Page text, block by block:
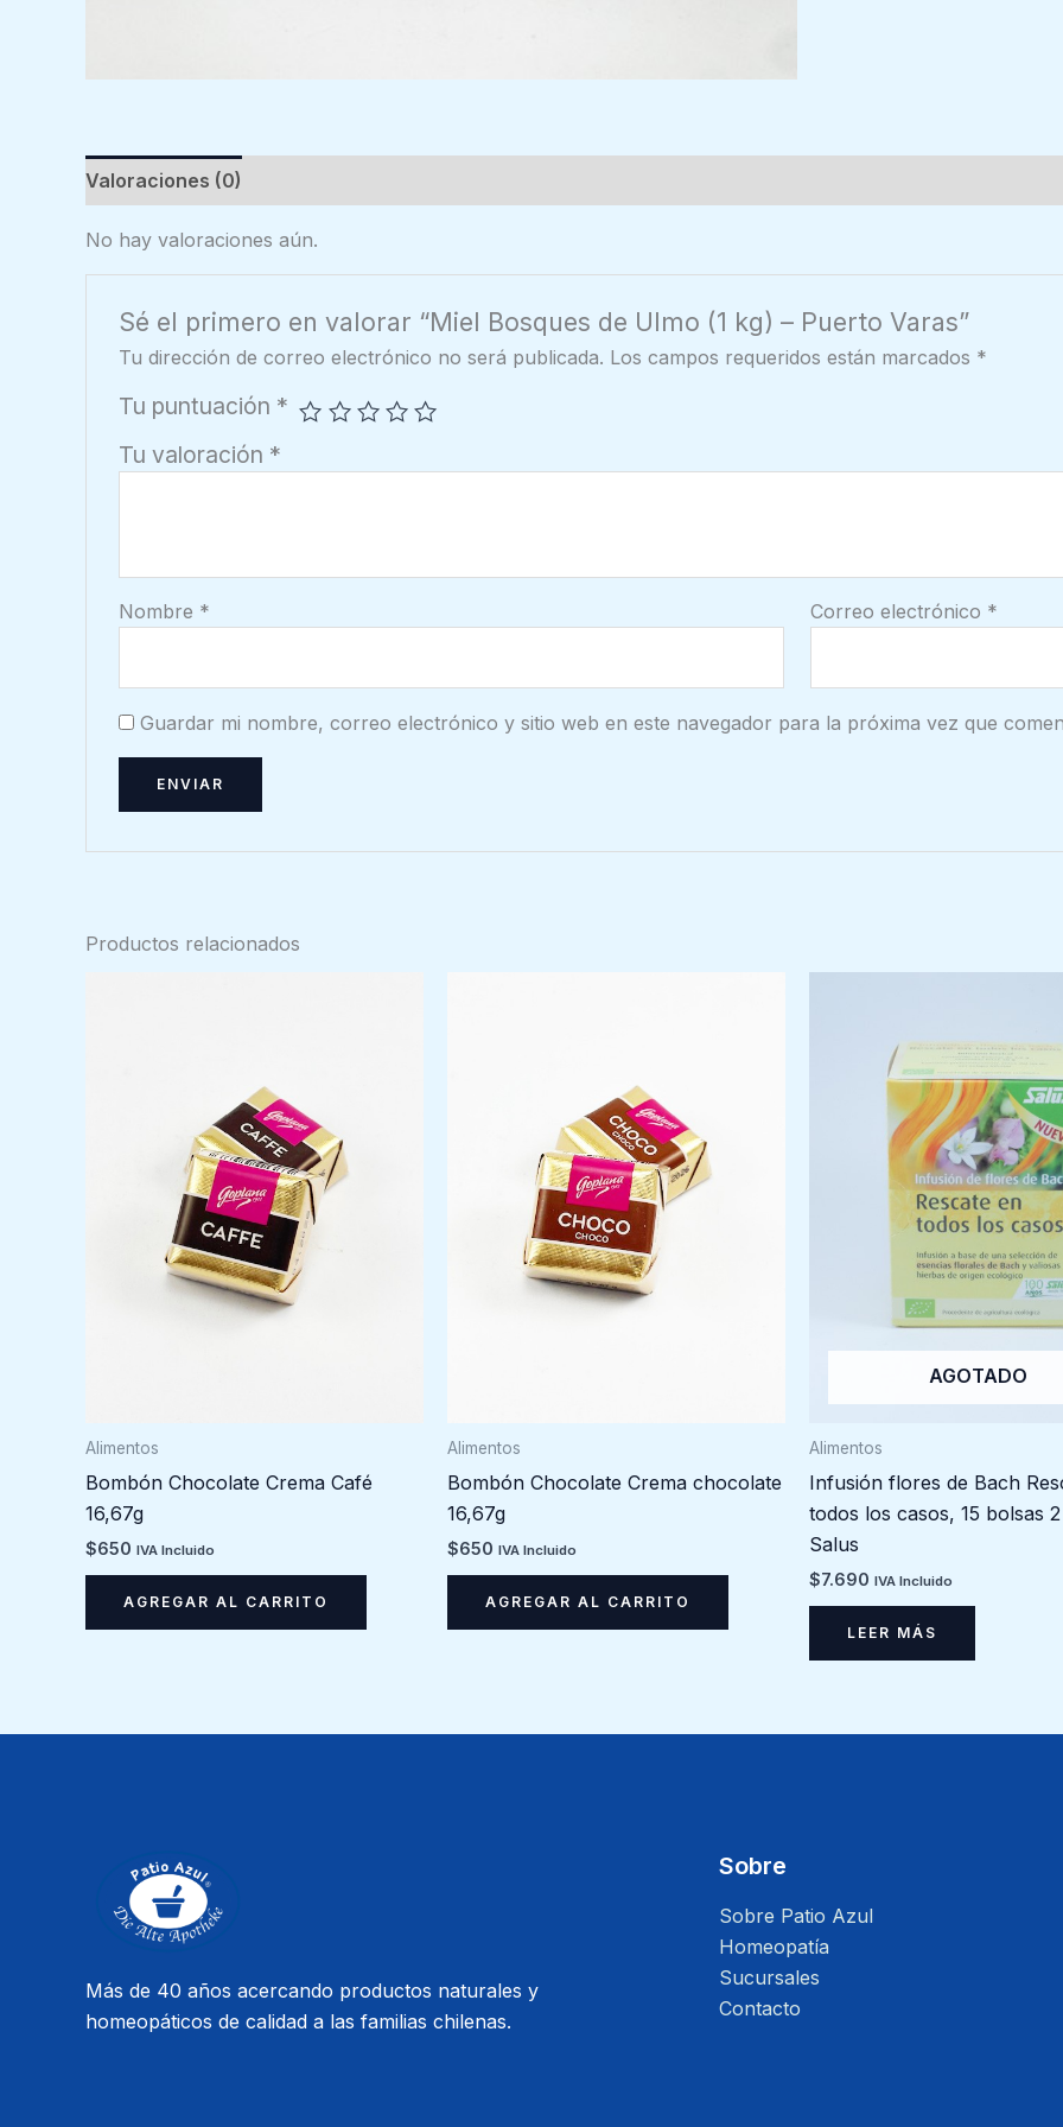
Valoraciones (0)
No hay valoraciones aún.
Sé el primero en valorar “Miel Bosques de Ulmo (1 kg) – Puerto Varas”
Tu dirección de correo electrónico no será publicada. Los campos requeridos están marcados *
Tu puntuación *
Tu valoración *
Nombre * Correo electrónico *
Guardar mi nombre, correo electrónico y sitio web en este navegador para la próxima vez que
Productos relacionados
Alimentos
Bombón Chocolate Crema Café
16,67g
$650 IVA Incluido
AGREGAR AL CARRITO
Alimentos
Bombón Chocolate Crema chocolate
16,67g
$650 IVA Incluido
AGREGAR AL CARRITO
AGOTADO
Alimentos
Infusión flores de Bach
todos los casos, 15 bolsas
Salus
$7.690 IVA Incluido
LEER MÁS
Más de 40 años acercando productos naturales y
homeopáticos de calidad a las familias chilenas.
Sobre
Sobre Patio Azul
Homeopatía
Sucursales
Contacto